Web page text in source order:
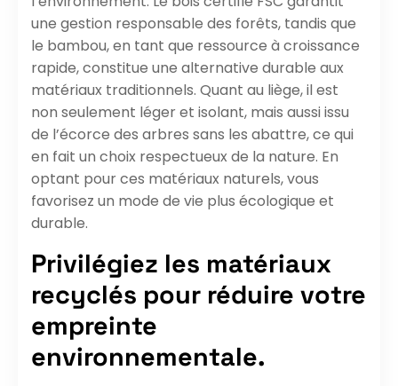
une gestion responsable des forêts, tandis que
le bambou, en tant que ressource à croissance
rapide, constitue une alternative durable aux
matériaux traditionnels. Quant au liège, il est
non seulement léger et isolant, mais aussi issu
de l’écorce des arbres sans les abattre, ce qui
en fait un choix respectueux de la nature. En
optant pour ces matériaux naturels, vous
favorisez un mode de vie plus écologique et
durable.
Privilégiez les matériaux
recyclés pour réduire votre
empreinte
environnementale.